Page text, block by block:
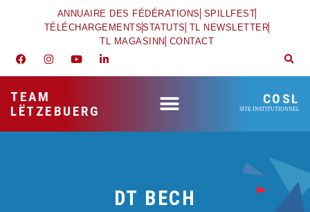
ANNUAIRE DES FÉDÉRATIONS SPILLFEST
TÉLÉCHARGEMENTSSTATUTS TL NEWSLETTER
TL MAGASINN CONTACT
TEAM
LËTZEBUERG
COSL
SITE INSTITUTIONNEL
DT BECH